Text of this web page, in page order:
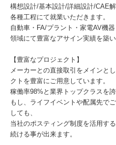
構想設計/基本設計/詳細設計/CAE
各種工程にて就業いただきます。
自動車・FA/プラント・家電AV機
領域にて豊富なアサイン実績を築い
【豊富なプロジェクト】
メーカーとの直接取引をメインと
クトを豊富にご用意しています。
稼働率98%と業界トップクラスを
もし、ライフイベントや配属先で
しても、
当社のポスティング制度を活用す
続ける事が出来ます。